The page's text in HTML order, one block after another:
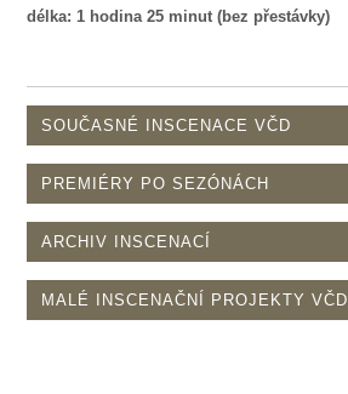
délka: 1 hodina 25 minut (bez přestávky)
SOUČASNÉ INSCENACE VČD
PREMIÉRY PO SEZÓNÁCH
ARCHIV INSCENACÍ
MALÉ INSCENAČNÍ PROJEKTY VČD